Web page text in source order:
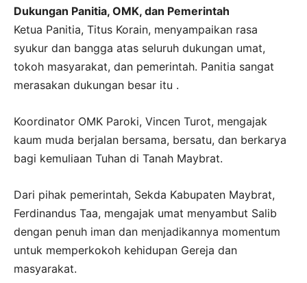
Dukungan Panitia, OMK, dan Pemerintah
Ketua Panitia, Titus Korain, menyampaikan rasa
syukur dan bangga atas seluruh dukungan umat,
tokoh masyarakat, dan pemerintah. Panitia sangat
merasakan dukungan besar itu .
Koordinator OMK Paroki, Vincen Turot, mengajak
kaum muda berjalan bersama, bersatu, dan berkarya
bagi kemuliaan Tuhan di Tanah Maybrat.
Dari pihak pemerintah, Sekda Kabupaten Maybrat,
Ferdinandus Taa, mengajak umat menyambut Salib
dengan penuh iman dan menjadikannya momentum
untuk memperkokoh kehidupan Gereja dan
masyarakat.